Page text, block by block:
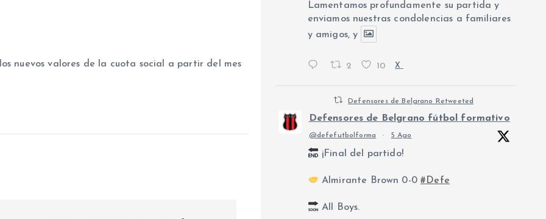
nuevos valores de la cuota social a partir del mes
Lamentamos profundamente su partida y
enviamos nuestras condolencias a familiares
y amigos, y
2 10 X
Defensores de Belgrano Retweeted
Defensores de Belgrano fútbol formativo
@defefutbolforma · 5 Ago
¡Final del partido!
Almirante Brown 0-0#Defe
All Boys.